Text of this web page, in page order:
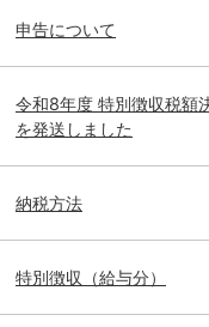
申告について
令和8年度 特別徴収税額
を発送しました
納税方法
特別徴収（給与分）